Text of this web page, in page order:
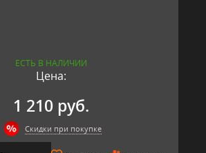
ЕСТЬ В НАЛИЧИИ
Цена:
1 210 руб.
Скидки при покупке